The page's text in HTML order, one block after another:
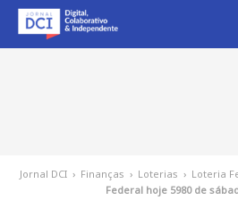
Jornal DCI › Finanças › Loterias › Loteria
Federal hoje 5980 de